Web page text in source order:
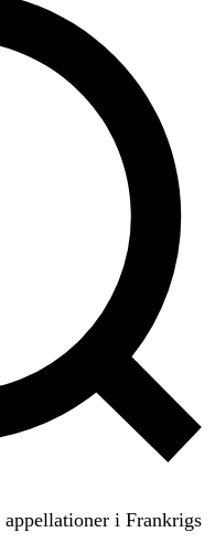
appellationer i Frankrigs